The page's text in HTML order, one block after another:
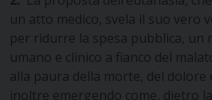
un atto medico, svela il suo vero
per ridurre la spesa pubblica, un
umano e clinico a fianco del
alla paura della morte, del dolore
inoltre emergendo come, dietro